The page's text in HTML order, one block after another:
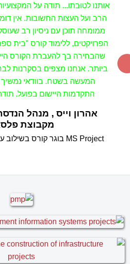
אותנו לטובתו... תודה על
הרב ועל העצות החשובות.אין
ממומחה תוכן עם ניסיון רב
הפרויקטים, ללימוד קורס "בית
שהבחירה בך להעברת הקורס
ביותר.אנחנו מצפים בסקרנות
המעשה בשטח. בוודאי
התקדמות היישום בפועל.
אהרון וייס , מנהל
מקבוצת
MS Project בוגר קורס בשילוב